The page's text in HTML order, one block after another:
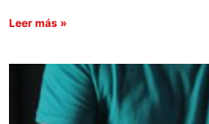
Leer más »